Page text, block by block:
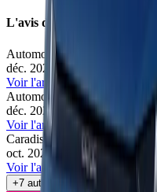
L'avis des experts
Automobile Magazine
déc. 2025• Pierre Lefebvre
Voir l'article
Automoto 71
/100
déc. 2025
Romain Vannier
Voir l'article
Caradisiac
/100
oct. 2025
Alexandre Bataille
Voir l'article
+7 autres avis